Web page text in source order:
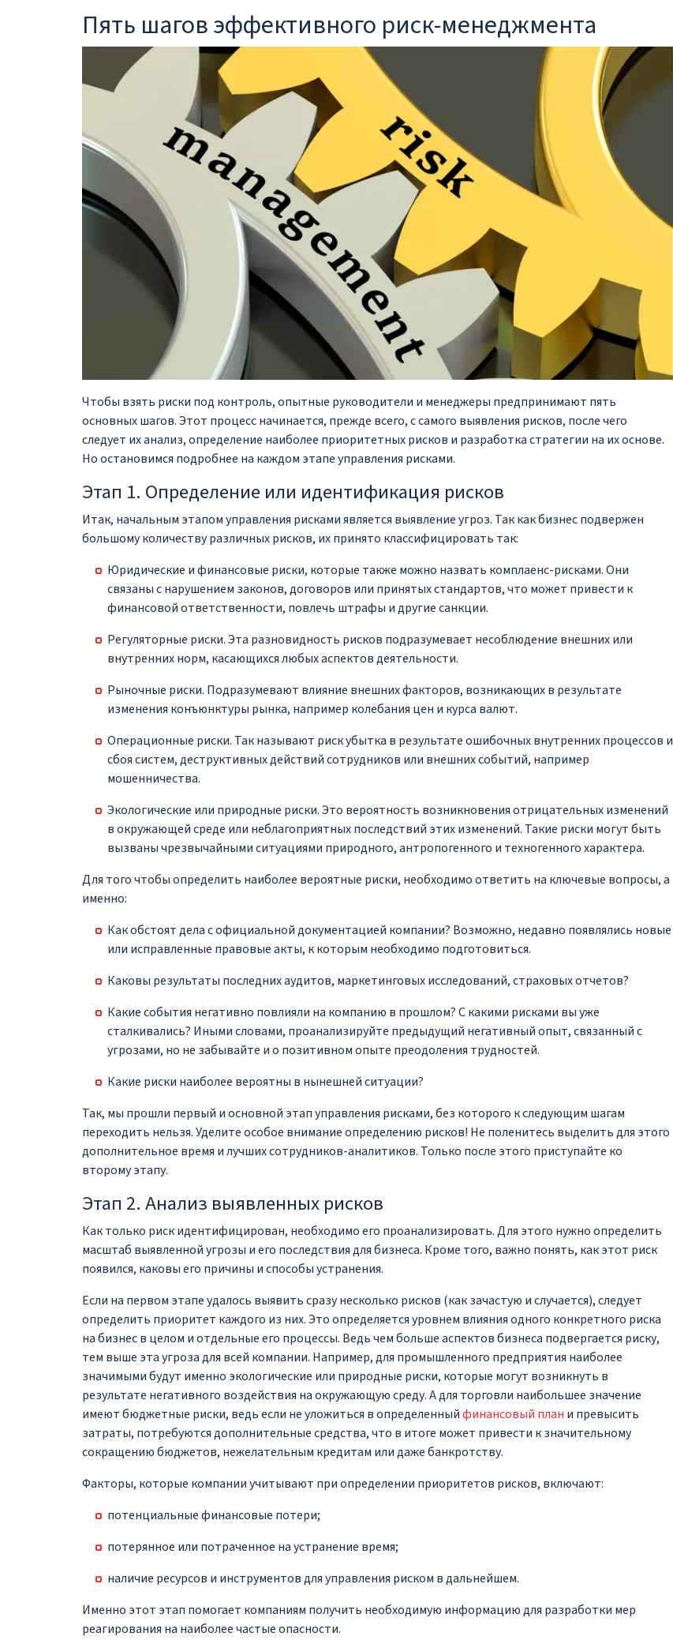
Пять шагов эффективного риск-менеджмента
Чтобы взять риски под контроль, опытные руководители и менеджеры предпринимают пять
основных шагов. Этот процесс начинается, прежде всего, с самого выявления рисков, после чего
следует их анализ, определение наиболее приоритетных рисков и разработка стратегии на их основе.
Но остановимся подробнее на каждом этапе управления рисками.
Этап 1. Определение или идентификация рисков
Итак, начальным этапом управления рисками является выявление угроз. Так как бизнес подвержен
большому количеству различных рисков, их принято классифицировать так:
Юридические и финансовые риски, которые также можно назвать комплаенс-рисками. Они
связаны с нарушением законов, договоров или принятых стандартов, что может привести к
финансовой ответственности, повлечь штрафы и другие санкции.
Регуляторные риски. Эта разновидность рисков подразумевает несоблюдение внешних или
внутренних норм, касающихся любых аспектов деятельности.
Рыночные риски. Подразумевают влияние внешних факторов, возникающих в результате
изменения конъюнктуры рынка, например колебания цен и курса валют.
Операционные риски. Так называют риск убытка в результате ошибочных внутренних процессов и
сбоя систем, деструктивных действий сотрудников или внешних событий, например
мошенничества.
Экологические или природные риски. Это вероятность возникновения отрицательных изменений
в окружающей среде или неблагоприятных последствий этих изменений. Такие риски могут быть
вызваны чрезвычайными ситуациями природного, антропогенного и техногенного характера.
Для того чтобы определить наиболее вероятные риски, необходимо ответить на ключевые вопросы, а
именно:
Как обстоят дела с официальной документацией компании? Возможно, недавно появлялись новые
или исправленные правовые акты, к которым необходимо подготовиться.
Каковы результаты последних аудитов, маркетинговых исследований, страховых отчетов?
Какие события негативно повлияли на компанию в прошлом? С какими рисками вы уже
сталкивались? Иными словами, проанализируйте предыдущий негативный опыт, связанный с
угрозами, но не забывайте и о позитивном опыте преодоления трудностей.
Какие риски наиболее вероятны в нынешней ситуации?
Так, мы прошли первый и основной этап управления рисками, без которого к следующим шагам
переходить нельзя. Уделите особое внимание определению рисков! Не поленитесь выделить для этого
дополнительное время и лучших сотрудников-аналитиков. Только после этого приступайте ко
второму этапу.
Этап 2. Анализ выявленных рисков
Как только риск идентифицирован, необходимо его проанализировать. Для этого нужно определить
масштаб выявленной угрозы и его последствия для бизнеса. Кроме того, важно понять, как этот риск
появился, каковы его причины и способы устранения.
Если на первом этапе удалось выявить сразу несколько рисков (как зачастую и случается), следует
определить приоритет каждого из них. Это определяется уровнем влияния одного конкретного риска
на бизнес в целом и отдельные его процессы. Ведь чем больше аспектов бизнеса подвергается риску,
тем выше эта угроза для всей компании. Например, для промышленного предприятия наиболее
значимыми будут именно экологические или природные риски, которые могут возникнуть в
результате негативного воздействия на окружающую среду. А для торговли наибольшее значение
имеют бюджетные риски, ведь если не уложиться в определенныйфинансовый план и превысить
затраты, потребуются дополнительные средства, что в итоге может привести к значительному
сокращению бюджетов, нежелательным кредитам или даже банкротству.
Факторы, которые компании учитывают при определении приоритетов рисков, включают:
потенциальные финансовые потери;
потерянное или потраченное на устранение время;
наличие ресурсов и инструментов для управления риском в дальнейшем.
Именно этот этап помогает компаниям получить необходимую информацию для разработки мер
реагирования на наиболее частые опасности.